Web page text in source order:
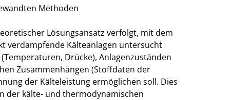
Methoden
Lösungsansatz verfolgt, mit dem
verdampfende Kälteanlagen untersucht
Drücke), Anlagenzuständen
Zusammenhängen (Stoffdaten der
der Kälteleistung ermöglichen soll. Dies
der kälte- und thermodynamischen